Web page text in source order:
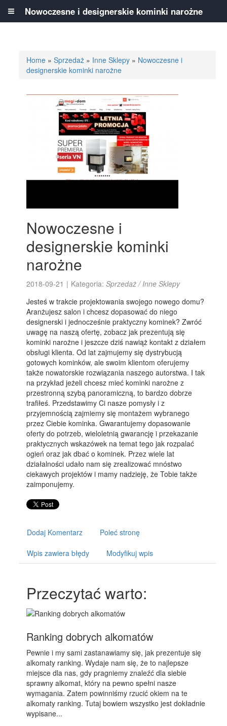
Home »Sprzedaż » Inne Sklepy » Nowoczesne i
designerskie kominki narożne
Nowoczesne i
designerskie kominki
narożne
2018-09-21 | Kategoria:Sprzedaż / Inne Sklepy
Jesteś w trakcie projektowania swojego nowego domu?
Aranżujesz salon i chcesz dopasować do niego
designerski i jednocześnie praktyczny kominek? Zwróć
uwagę na naszą ofertę, zobacz jak prezentują się
kominki narożne i jeszcze dziś nawiąż kontakt z działem
obsługi klienta. Od lat zajmujemy się dystrybucją
gotowych kominków, ale swoim klientom oferujemy
także nowatorskie rozwiązania naszego autorstwa. I tak
na przykład jeżeli chcesz mieć kominki narożne z
przestronną szybą panoramiczną, to bardzo dobrze
trafiłeś. Przedstawimy Ci nasze pomysły i z
przyjemnością zajmiemy się montażem wybranego
przez Ciebie kominka. Gwarantujemy dopasowanie
oferty do potrzeb, wieloletnią gwarancję i przekazanie
praktycznych wskazówek na temat tego jak rozpalać
ogień oraz jak dbać o kominek. Przez wiele lat
działalności udało nam się zrealizować mnóstwo
ciekawych projektów i mamy nadzieję, że Tobie także
zaimponujemy.
Dodaj Komentarz Poleć stronę
Wpis zawiera błędy Modyfikuj wpis
Przeczytać warto:
Ranking dobrych alkomatów
Pewnie i my sami zastanawiamy się, jak prezentuje się
alkomaty ranking. Wydaje nam się, że to najlepsze
miejsce dla nas, gdy pragniemy znaleźć dla siebie
sprawny alkomat, który na pewno spełni nasze
wymagania. Zatem powinniśmy rzucić okiem na te
alkomaty ranking. Tutaj bowiem wszystko jest dokładnie
wypisane...
Nowoczesne i designerskie kominki narożne